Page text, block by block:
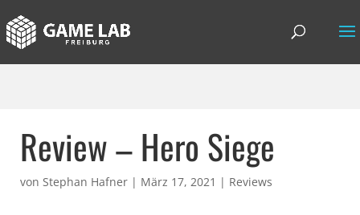
Review – Hero Siege
von Stephan Hafner | März 17, 2021 | Reviews